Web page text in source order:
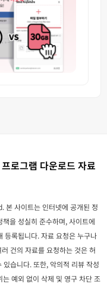
로그램 다운로드 자료
사이트는 인터넷에 공개된 정
을 성실히 준수하며, 사이트에
등록됩니다. 자료 요청은 누구나
건의 자료를 요청하는 것은 허
습니다. 또한, 악의적 리뷰 작성
예외 없이 삭제 및 영구 차단 조